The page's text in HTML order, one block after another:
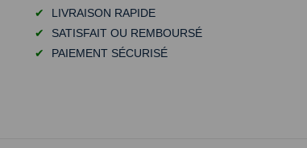
✔
LIVRAISON RAPIDE
✔
SATISFAIT OU REMBOURSÉ
✔
PAIEMENT SÉCURISÉ